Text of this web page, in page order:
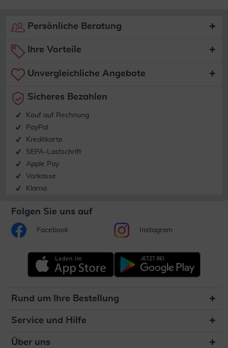
Persönliche Beratung
Ihre Vorteile
Unvergleichliche Angebote
Sicheres Bezahlen
Kauf auf Rechnung
PayPal
Kreditkarte
SEPA-Lastschrift
Apple Pay
Vorkasse
Klarna
Folgen Sie uns auf
Facebook Instagram
Rund um Ihre Bestellung
Service und Hilfe
Über uns